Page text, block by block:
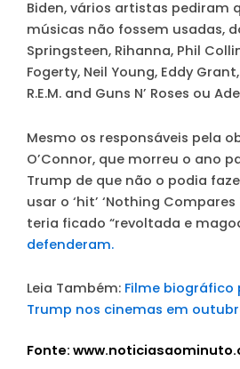
Biden, vários artistas pediram
músicas não fossem usadas,
Springsteen, Rihanna, Phil
Fogerty, Neil Young, Eddy
R.E.M. and Guns N’ Roses ou
Mesmo os responsáveis pela
O’Connor, que morreu o ano
Trump de que não o podia
usar o ‘hit’ ‘Nothing Compares
teria ficado “revoltada e
defenderam.
Leia Também: Filme biográfico
Trump nos cinemas em
Fonte: